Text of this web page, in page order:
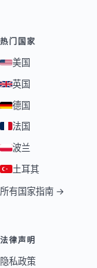
热门国家
美国
英国
德国
法国
波兰
土耳其
所有国家指南 →
法律声明
隐私政策